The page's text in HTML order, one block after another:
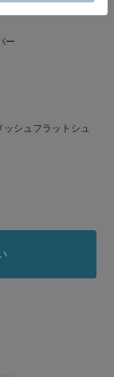
ー
ッシュフラットシュ